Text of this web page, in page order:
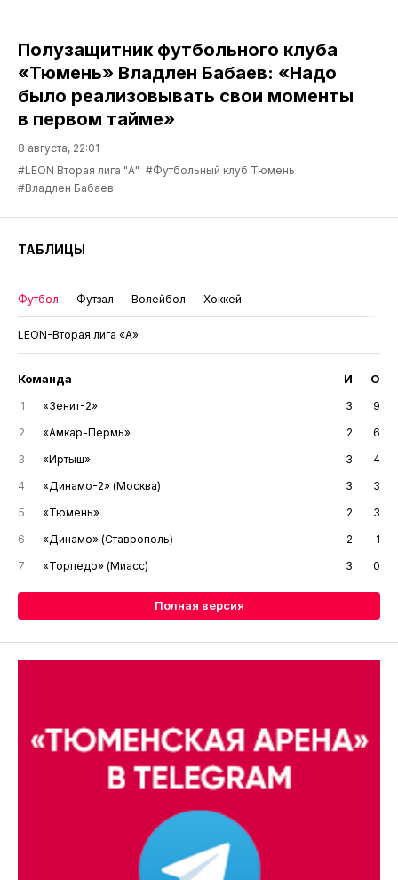
Полузащитник футбольного клуба
«Тюмень» Владлен Бабаев: «Надо
было реализовывать свои моменты
в первом тайме»
8 августа, 22:01
#LEON Вторая лига "А" #Футбольный клуб Тюмень
#Владлен Бабаев
ТАБЛИЦЫ
Футбол Футзал Волейбол Хоккей
LEON-Вторая лига «А»
Команда И О
1 «Зенит-2» 3
9
2
«Амкар-Пермь» 2
6
3
«Иртыш» 3
4
4
«Динамо-2» (Москва) 3
3
5
«Тюмень» 2
3
6
«Динамо» (Ставрополь) 2
1
7
«Торпедо» (Миасс) 3 0
Полная версия